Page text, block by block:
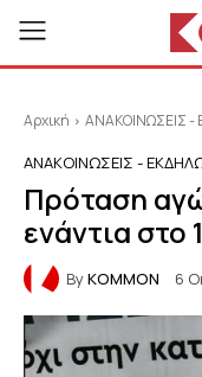
Αρχική ΑΝΑΚΟΙΝΩΣΕΙΣ -
ΑΝΑΚΟΙΝΩΣΕΙΣ -
Πρόταση
ενάντια στο
ByKOMMON 6